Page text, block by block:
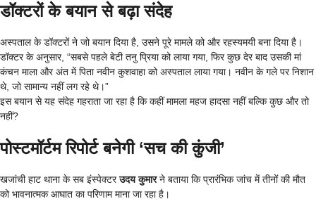
डॉक्टरों के बयान से बढ़ा संदेह
अस्पताल के डॉक्टरों ने जो बयान दिया है, उसने पूरे मामले को और रहस्यमयी बना दिया है।
डॉक्टर के अनुसार, “सबसे पहले बेटी तनु प्रिया को लाया गया, फिर कुछ देर बाद उसकी मां
कंचन माला और अंत में पिता नवीन कुशवाहा को अस्पताल लाया गया। नवीन के गले पर निशान
थे, जो सामान्य नहीं लग रहे थे।”
इस बयान से यह संदेह गहराता जा रहा है कि कहीं मामला महज हादसा नहीं बल्कि कुछ और तो
नहीं?
पोस्टमॉर्टम रिपोर्ट बनेगी ‘सच की कुंजी’
खजांची हाट थाना के सब इंस्पेक्टरउदय कुमारने बताया कि प्रारंभिक जांच में तीनों की मौत
को भावनात्मक आघात का परिणाम माना जा रहा है।